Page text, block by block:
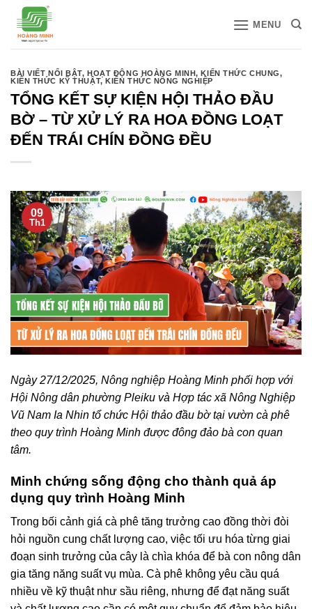
qua
MENU
BÀI VIẾT NỔI BẬT,HOẠT ĐỘNG HOÀNG MINH,KIẾN THỨC CHUNG,
KIẾN THỨC KỸ THUẬT,KIẾN THỨC NÔNG NGHIỆP
TỔNG KẾT SỰ KIỆN HỘI THẢO ĐẦU
BỜ – TỪ XỬ LÝ RA HOA ĐỒNG LOẠT
ĐẾN TRÁI CHÍN ĐỒNG ĐỀU
09
Th1
Ngày 27/12/2025, Nông nghiệp Hoàng Minh phối hợp với
Hội Nông dân phường Pleiku và Hợp tác xã Nông Nghiệp
Vũ Nam Ia Nhin tổ chức Hội thảo đầu bờ tại vườn cà phê
theo quy trình Hoàng Minh được đông đảo bà con quan
tâm.
Minh chứng sống động cho thành quả áp
dụng quy trình Hoàng Minh
Trong bối cảnh giá cà phê tăng trưởng cao đồng thời đòi
hỏi nguồn cung chất lượng cao, việc tối ưu hóa từng giai
đoạn sinh trưởng của cây là chìa khóa để bà con nông dân
gia tăng năng suất vụ mùa. Cà phê không yêu cầu quá
nhiều về kỹ thuật như sầu riêng, nhưng để đạt năng suất